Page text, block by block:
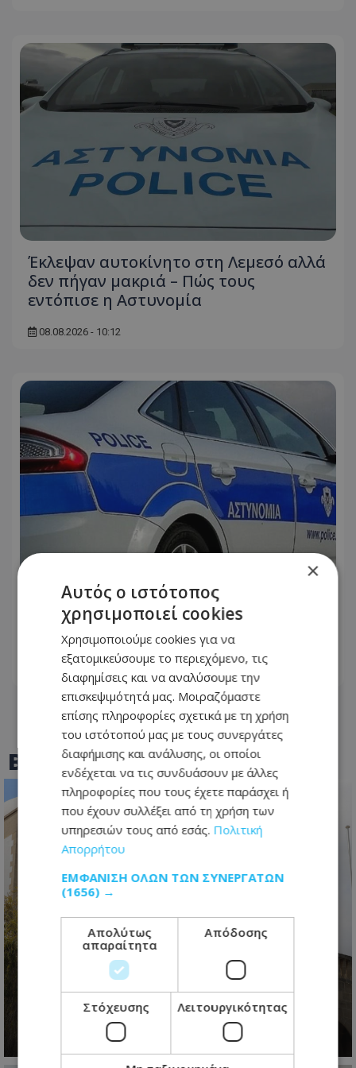
Έκλεψαν αυτοκίνητο στη Λεμεσό αλλά
δεν πήγαν μακριά – Πώς τους
εντόπισε η Αστυνομία
08.08.2026 - 10:12
Βραδινός έλεγχος στην Αγία Νάπα
έκρυβε «λαβράκι»: Χειροπέδες σε δύο
νεαρούς
08.08.2026 - 09:45
BEST OFTOTHEMAONLINE
Στο 78% οι εισηγήσεις που
υιοθετήθηκαν – Η Κυβέρνηση
απαντά για το Γνωμοδοτικό
08.08.2026 - 13:41
×
Αυτός ο ιστότοπος
χρησιμοποιεί cookies
Χρησιμοποιούμε cookies για να
εξατομικεύσουμε το περιεχόμενο, τις
διαφημίσεις και να αναλύσουμε την
επισκεψιμότητά μας. Μοιραζόμαστε
επίσης πληροφορίες σχετικά με τη χρήση
του ιστότοπού μας με τους συνεργάτες
διαφήμισης και ανάλυσης, οι οποίοι
ενδέχεται να τις συνδυάσουν με άλλες
πληροφορίες που τους έχετε παράσχει ή
που έχουν συλλέξει από τη χρήση των
υπηρεσιών τους από εσάς. Πολιτική
Απορρήτου
ΕΜΦΆΝΙΣΗ ΌΛΩΝ ΤΩΝ ΣΥΝΕΡΓΑΤΏΝ
(1656) →
Απολύτως
απαραίτητα
Απόδοσης
Στόχευσης Λειτουργικότητας